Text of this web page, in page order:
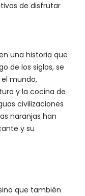
de disfrutar
una historia que
de los siglos, se
mundo,
y la cocina de
civilizaciones
naranjas han
y su
que también